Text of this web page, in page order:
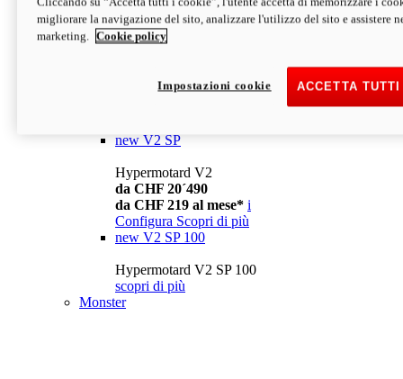
da CHF 13´990
Configura Scopri di più
newV2
da CHF 15´990
new V2 SP
Hypermotard V2
da CHF 20´490
da CHF 219 al mese* i
Configura Scopri di più
new V2 SP 100
Hypermotard V2 SP 100
scopri di più
Monster
migliorare la navigazione del sito, analizzare l'utilizzo del sito e assistere
marketing.
Cookie policy
ACCETTA
Impostazioni cookie